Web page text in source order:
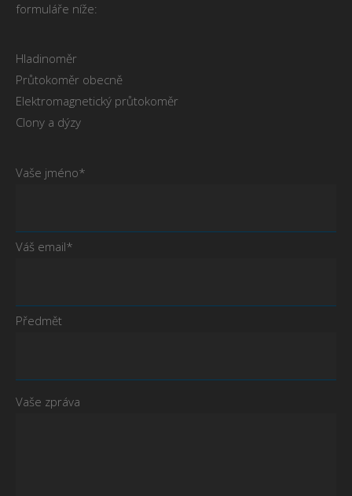
formuláře níže:
Hladinoměr
Průtokoměr obecně
Elektromagnetický průtokoměr
Clony a dýzy
Vaše jméno*
Váš email*
Předmět
Vaše zpráva